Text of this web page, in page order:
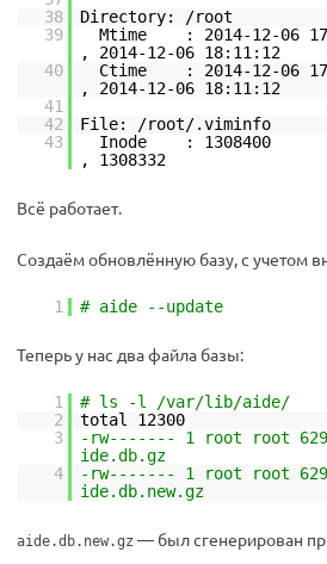
38
Directory: /root
39
Mtime : 2014-
, 2014-12-06 18:11:12
40
Ctime : 2014-
, 2014-12-06 18:11:12
41
42
File: /root/.viminfo
43
Inode :
, 1308332
Всё работает.
Создаём обновлённую базу, с учетом
1 # aide --update
Теперь у нас два файла базы:
1
# ls -l /var/lib/aide/
2
total 12300
3
-rw------- 1 root root
ide.db.gz
4
-rw------- 1 root root
ide.db.new.gz
aide.db.new.gz — был сгенерирован